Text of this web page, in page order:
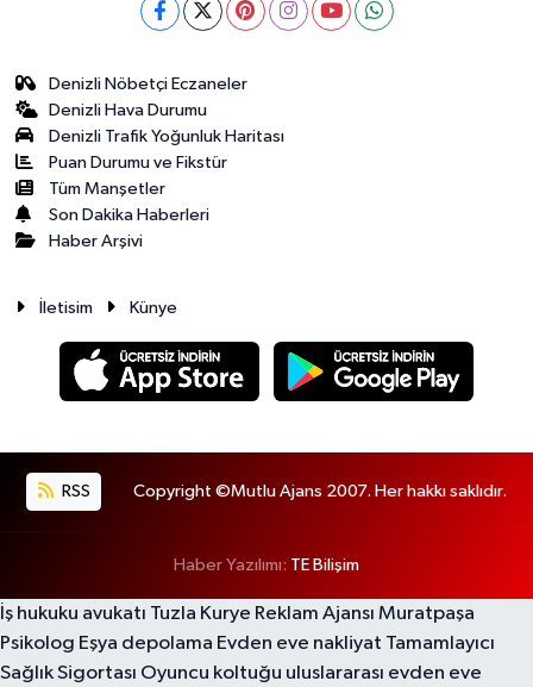
Denizli Nöbetçi Eczaneler
Denizli Hava Durumu
Denizli Trafik Yoğunluk Haritası
Puan Durumu ve Fikstür
Tüm Manşetler
Son Dakika Haberleri
Haber Arşivi
İletisim Künye
RSS Copyright ©Mutlu Ajans 2007. Her hakkı saklıdır.
Haber Yazılımı: TE Bilişim
İş hukuku avukatı Tuzla Kurye Reklam Ajansı Muratpaşa
Psikolog Eşya depolama Evden eve nakliyat Tamamlayıcı
Sağlık Sigortası Oyuncu koltuğu uluslararası evden eve